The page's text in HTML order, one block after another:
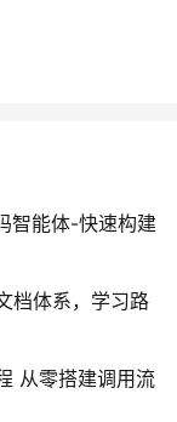
智能体-快速构建
档体系，学习路
从零搭建调用流